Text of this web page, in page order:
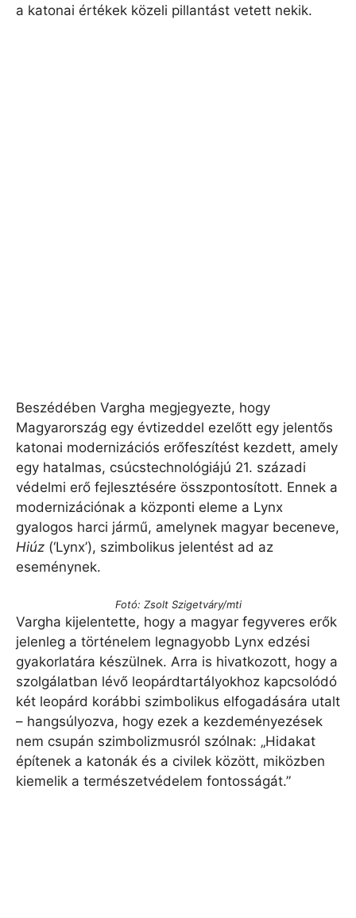
a katonai értékek közeli pillantást vetett nekik.
Beszédében Vargha megjegyezte, hogy
Magyarország egy évtizeddel ezelőtt egy jelentős
katonai modernizációs erőfeszítést kezdett, amely
egy hatalmas, csúcstechnológiájú 21. századi
védelmi erő fejlesztésére összpontosított. Ennek a
modernizációnak a központi eleme a Lynx
gyalogos harci jármű, amelynek magyar beceneve,
Hiúz (‘Lynx’), szimbolikus jelentést ad az
eseménynek.
Fotó: Zsolt Szigetváry/mti
Vargha kijelentette, hogy a magyar fegyveres erők
jelenleg a történelem legnagyobb Lynx edzési
gyakorlatára készülnek. Arra is hivatkozott, hogy a
szolgálatban lévő leopárdtartályokhoz kapcsolódó
két leopárd korábbi szimbolikus elfogadására utalt
– hangsúlyozva, hogy ezek a kezdeményezések
nem csupán szimbolizmusról szólnak: „Hidakat
építenek a katonák és a civilek között, miközben
kiemelik a természetvédelem fontosságát.”